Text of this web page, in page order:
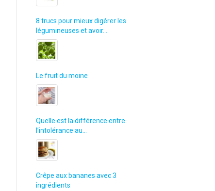
8 trucs pour mieux digérer les
légumineuses et avoir…
Le fruit du moine
Quelle est la différence entre
l’intolérance au…
Crêpe aux bananes avec 3
ingrédients